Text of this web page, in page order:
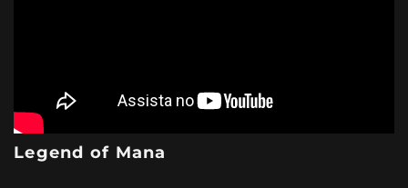
Legend of Mana